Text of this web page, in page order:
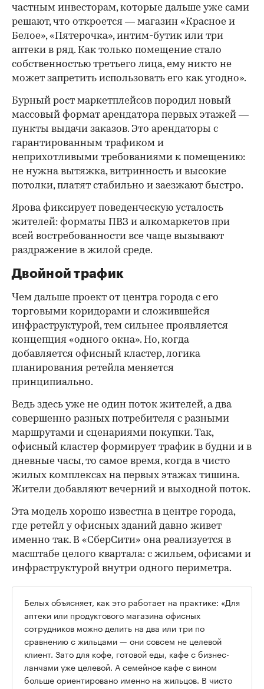
частным инвесторам, которые дальше уже сами
решают, что откроется — магазин «Красное и
Белое», «Пятерочка», интим-бутик или три
аптеки в ряд. Как только помещение стало
собственностью третьего лица, ему никто не
может запретить использовать его как угодно».
Бурный рост маркетплейсов породил новый
массовый формат арендатора первых этажей —
пункты выдачи заказов. Это арендаторы с
гарантированным трафиком и
неприхотливыми требованиями к помещению:
не нужна вытяжка, витринность и высокие
потолки, платят стабильно и заезжают быстро.
Ярова фиксирует поведенческую усталость
жителей: форматы ПВЗ и алкомаркетов при
всей востребованности все чаще вызывают
раздражение в жилой среде.
Двойной трафик
Чем дальше проект от центра города с его
торговыми коридорами и сложившейся
инфраструктурой, тем сильнее проявляется
концепция «одного окна». Но, когда
добавляется офисный кластер, логика
планирования ретейла меняется
принципиально.
Ведь здесь уже не один поток жителей, а два
совершенно разных потребителя с разными
маршрутами и сценариями покупки. Так,
офисный кластер формирует трафик в будни и в
дневные часы, то самое время, когда в чисто
жилых комплексах на первых этажах тишина.
Жители добавляют вечерний и выходной поток.
Эта модель хорошо известна в центре города,
где ретейл у офисных зданий давно живет
именно так. В «СберСити» она реализуется в
масштабе целого квартала: с жильем, офисами и
инфраструктурой внутри одного периметра.
Белых объясняет, как это работает на практике: «Для
аптеки или продуктового магазина офисных
сотрудников можно делить на два или три по
сравнению с жильцами — они совсем не целевой
клиент. Зато для кофе, готовой еды, кафе с бизнес-
ланчами уже целевой. А семейное кафе с вином
больше ориентировано именно на жильцов. В чисто